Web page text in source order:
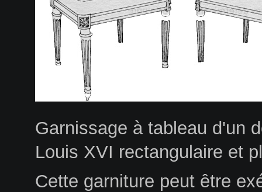
Garnissage à tableau d'un
Louis XVI rectangulaire et
Cette garniture peut être